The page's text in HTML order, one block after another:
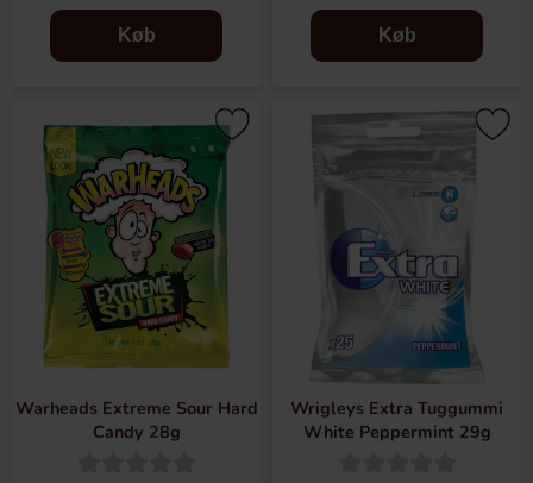
Køb Køb
Warheads Extreme Sour Hard
Candy 28g
Wrigleys Extra Tuggummi
White Peppermint 29g